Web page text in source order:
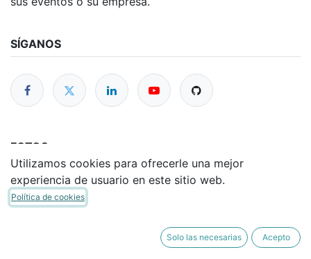
SÍGANOS
FOTOS
Utilizamos cookies para ofrecerle una mejor
experiencia de usuario en este sitio web.
Política de cookies
Solo las necesarias Acepto